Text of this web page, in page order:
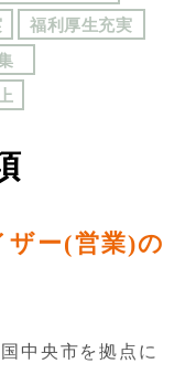
福利厚生充実
ザー(営業)の
中央市を拠点に